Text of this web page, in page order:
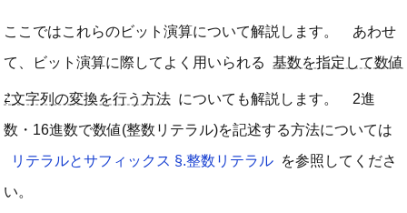
ここではこれらのビット演算について解説します。 あわせ
て、ビット演算に際してよく用いられる 基数を指定して数値
⇄文字列の変換を行う方法 についても解説します。 2進
数・16進数で数値(整数リテラル)を記述する方法については
リテラルとサフィックス §.整数リテラル を参照してくださ
い。